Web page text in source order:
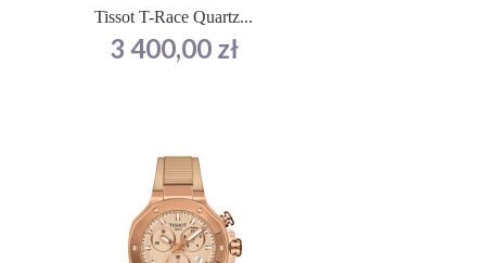
Tissot T-Race Quartz...
Cena
3 400,00 zł